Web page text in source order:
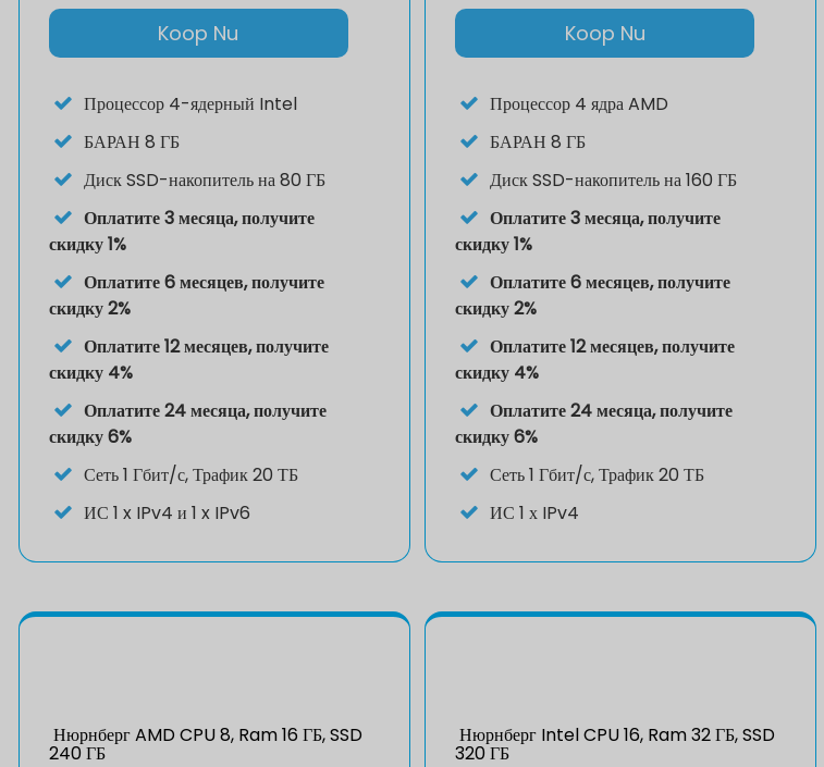
Koop Nu
Процессор 4-ядерный Intel
БАРАН 8 ГБ
ДискSSD-накопитель на 80 ГБ
Оплатите 3 месяца, получите
скидку 1%
Оплатите 6 месяцев, получите
скидку 2%
Оплатите 12 месяцев, получите
скидку 4%
Оплатите 24 месяца, получите
скидку 6%
Сеть 1 Гбит/с, Трафик 20 ТБ
ИС 1 x IPv4 и 1 x IPv6
Koop Nu
Процессор 4 ядра AMD
БАРАН 8 ГБ
ДискSSD-накопитель на 160 ГБ
Оплатите 3 месяца, получите
скидку 1%
Оплатите 6 месяцев, получите
скидку 2%
Оплатите 12 месяцев, получите
скидку 4%
Оплатите 24 месяца, получите
скидку 6%
Сеть 1 Гбит/с, Трафик 20 ТБ
ИС 1 х IPv4
Нюрнберг AMD CPU 8, Ram 16 ГБ, SSD
240 ГБ
Нюрнберг Intel CPU 16, Ram 32 ГБ, SSD
320 ГБ